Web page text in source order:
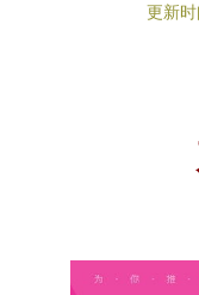
更新